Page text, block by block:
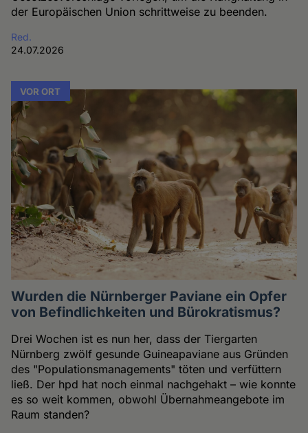
der Europäischen Union schrittweise zu beenden.
Red.
24.07.2026
VOR ORT
Wurden die Nürnberger Paviane ein Opfer
von Befindlichkeiten und Bürokratismus?
Drei Wochen ist es nun her, dass der Tiergarten
Nürnberg zwölf gesunde Guineapaviane aus Gründen
des "Populationsmanagements" töten und verfüttern
ließ. Der hpd hat noch einmal nachgehakt – wie konnte
es so weit kommen, obwohl Übernahmeangebote im
Raum standen?